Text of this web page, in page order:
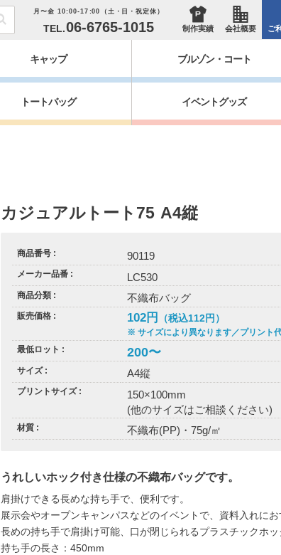
月〜金 10:00-17:00（土・日・祝定休）
06-6765-1015 制作実績 会社概要 ご
キャップ ブルゾン・コート
トートバッグ イベントグッズ
黒AB
カジュアルトート75 A4縦
商品番号 90119
メーカー品番 LC530
商品分類 不織布バッグ
販売価格 102円 （税込112円）
※ サイズにより異なります／プリント
最低ロット
200〜
サイズ A4縦
プリントサイズ
150×100mm
(他のサイズはご相談ください)
材質 不織布(PP)・75g/㎡
うれしいホック付き仕様の不織布バッグです。
肩掛けできる長めな持ち手で、便利です。
展示会やオープンキャンパスなどのイベントで、資料入れにお
長めの持ち手で肩掛け可能、口が閉じられるプラスチックホッ
持ち手の長さ：450mm